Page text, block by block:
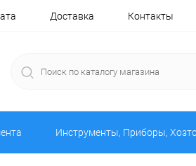
Доставка Контакты
Инструменты, Приборы,